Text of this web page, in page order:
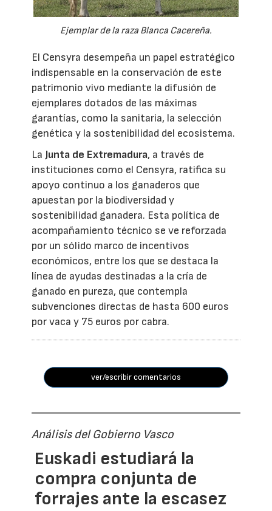
Ejemplar de la raza Blanca Cacereña.
El Censyra desempeña un papel estratégico
indispensable en la conservación de este
patrimonio vivo mediante la difusión de
ejemplares dotados de las máximas
garantías, como la sanitaria, la selección
genética y la sostenibilidad del ecosistema.
La Junta de Extremadura, a través de
instituciones como el Censyra, ratifica su
apoyo continuo a los ganaderos que
apuestan por la biodiversidad y
sostenibilidad ganadera. Esta política de
acompañamiento técnico se ve reforzada
por un sólido marco de incentivos
económicos, entre los que se destaca la
línea de ayudas destinadas a la cría de
ganado en pureza, que contempla
subvenciones directas de hasta 600 euros
por vaca y 75 euros por cabra.
ver/escribir comentarios
Análisis del Gobierno Vasco
Euskadi estudiará la
compra conjunta de
forrajes ante la escasez